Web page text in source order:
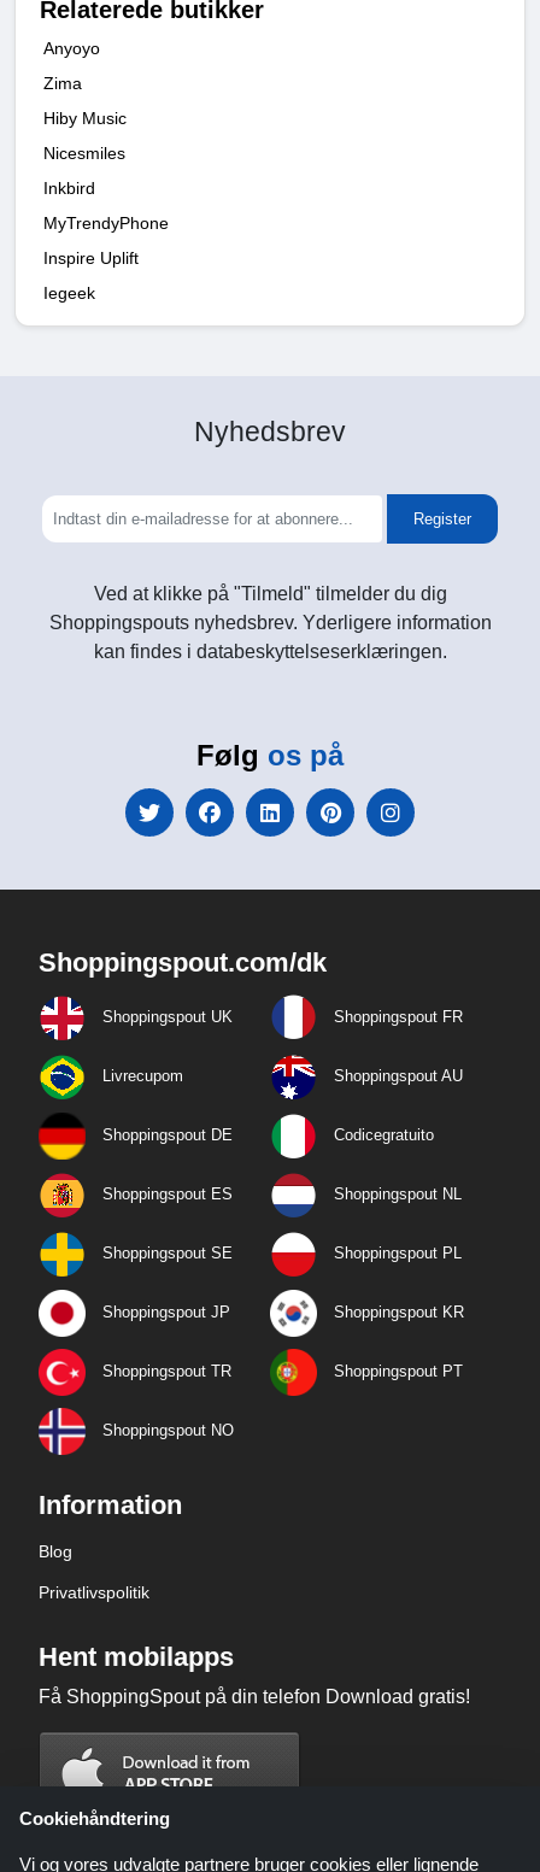
Relaterede butikker
Anyoyo
Zima
Hiby Music
Nicesmiles
Inkbird
MyTrendyPhone
Inspire Uplift
Iegeek
Nyhedsbrev
Register
Ved at klikke på "Tilmeld" tilmelder du dig
Shoppingspouts nyhedsbrev. Yderligere information
kan findes i databeskyttelseserklæringen.
Følg os på
Shoppingspout.com/dk
Shoppingspout UK Shoppingspout FR
Livrecupom Shoppingspout AU
Shoppingspout DE Codicegratuito
Shoppingspout ES Shoppingspout NL
Shoppingspout SE Shoppingspout PL
Shoppingspout JP Shoppingspout KR
Shoppingspout TR Shoppingspout PT
Shoppingspout NO
Information
Blog
Privatlivspolitik
Hent mobilapps
Få ShoppingSpout på din telefon Download gratis!
Cookiehåndtering
Vi og vores udvalgte partnere bruger cookies eller lignende